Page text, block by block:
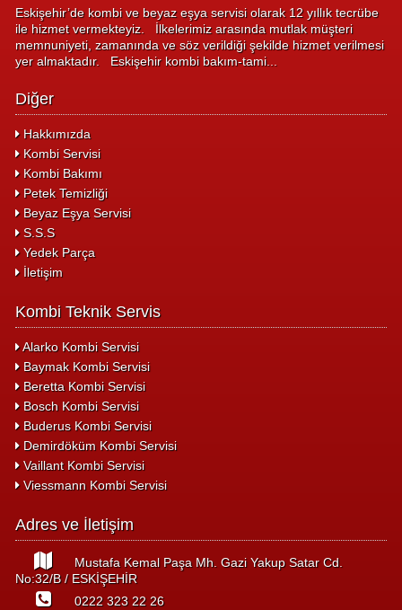
Eskişehir’de kombi ve beyaz eşya servisi olarak 12 yıllık tecrübe
ile hizmet vermekteyiz. İlkelerimiz arasında mutlak müşteri
memnuniyeti, zamanında ve söz verildiği şekilde hizmet verilmesi
yer almaktadır. Eskişehir kombi bakım-tami...
Diğer
Hakkımızda
Kombi Servisi
Kombi Bakımı
Petek Temizliği
Beyaz Eşya Servisi
S.S.S
Yedek Parça
İletişim
Kombi Teknik Servis
Alarko Kombi Servisi
Baymak Kombi Servisi
Beretta Kombi Servisi
Bosch Kombi Servisi
Buderus Kombi Servisi
Demirdöküm Kombi Servisi
Vaillant Kombi Servisi
Viessmann Kombi Servisi
Adres ve İletişim
Mustafa Kemal Paşa Mh. Gazi Yakup Satar Cd.
No:32/B / ESKİŞEHİR
0222 323 22 26